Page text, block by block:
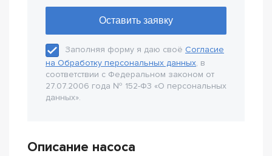
Заполняя форму я даю своё Согласие
на Обработку персональных данных, в
соответствии с Федеральном законом от
27.07.2006 года № 152-Ф3 «О персональных
данных».
Описание насоса